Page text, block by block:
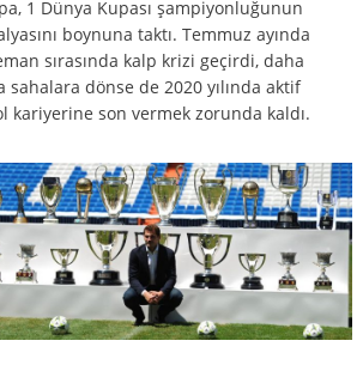
1 Dünya Kupası şampiyonluğunun
boynuna taktı. Temmuz ayında
sırasında kalp krizi geçirdi, daha
sahalara dönse de 2020 yılında aktif
kariyerine son vermek zorunda kaldı.